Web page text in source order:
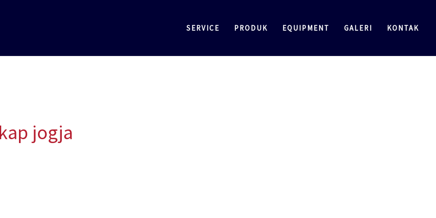
SERVICE PRODUK EQUIPMENT GALERI KONTAK
jogja